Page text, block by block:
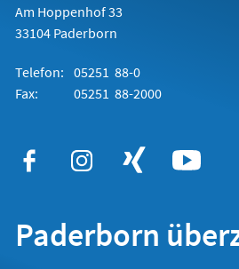
Am Hoppenhof 33
33104 Paderborn
Telefon: 05251 88-0
Fax:
05251 88-2000
Paderborn